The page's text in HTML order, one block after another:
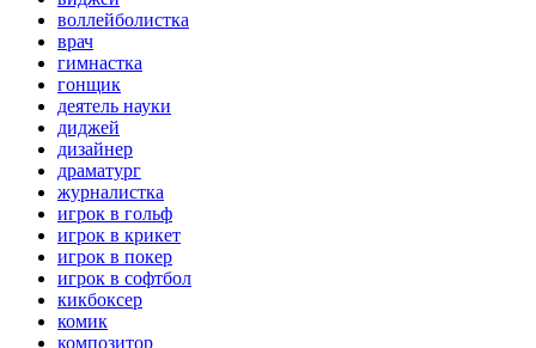
воллейболистка
врач
гимнастка
гонщик
деятель науки
диджей
дизайнер
драматург
журналистка
игрок в гольф
игрок в крикет
игрок в покер
игрок в софтбол
кикбоксер
комик
композитор